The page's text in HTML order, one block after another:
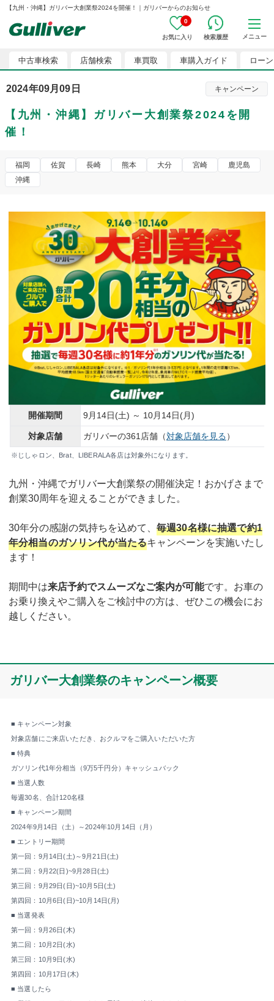
【九州・沖縄】ガリバー大創業祭2024を開催！｜ガリバーからのお知らせ
0
お気に入り 検索履歴 メニュー
中古車検索 店舗検索 車買取 車購入ガイド ローン
2024年09月09日 キャンペーン
【九州・沖縄】ガリバー大創業祭2024を開
催！
福岡 佐賀 長崎 熊本 大分 宮崎
鹿児島
沖縄
開催期間 9月14日(土) ～ 10月14日(月)
対象店舗 ガリバーの361店舗（対象店舗を見る）
※じしゃロン、Brat、LIBERALA各店は対象外になります。
九州・沖縄でガリバー大創業祭の開催決定！おかげさまで
創業30周年を迎えることができました。
30年分の感謝の気持ちを込めて、 毎週30名様に抽選で約1
年分相当のガソリン代が当たるキャンペーンを実施いたし
ます！
期間中は来店予約でスムーズなご案内が可能です。お車の
お乗り換えやご購入をご検討中の方は、ぜひこの機会にお
越しください。
ガリバー大創業祭のキャンペーン概要
■ キャンペーン対象
対象店舗にご来店いただき、おクルマをご購入いただいた方
■ 特典
ガソリン代1年分相当（9万5千円分）キャッシュバック
■ 当選人数
毎週30名、合計120名様
■ キャンペーン期間
2024年9月14日（土）～2024年10月14日（月）
■ エントリー期間
第一回：9月14日(土)～9月21日(土)
第二回：9月22(日)~9月28日(土)
第三回：9月29日(日)~10月5日(土)
第四回：10月6日(日)~10月14日(月)
■ 当選発表
第一回：9月26日(木)
第二回：10月2日(水)
第三回：10月9日(水)
第四回：10月17日(木)
■ 当選したら